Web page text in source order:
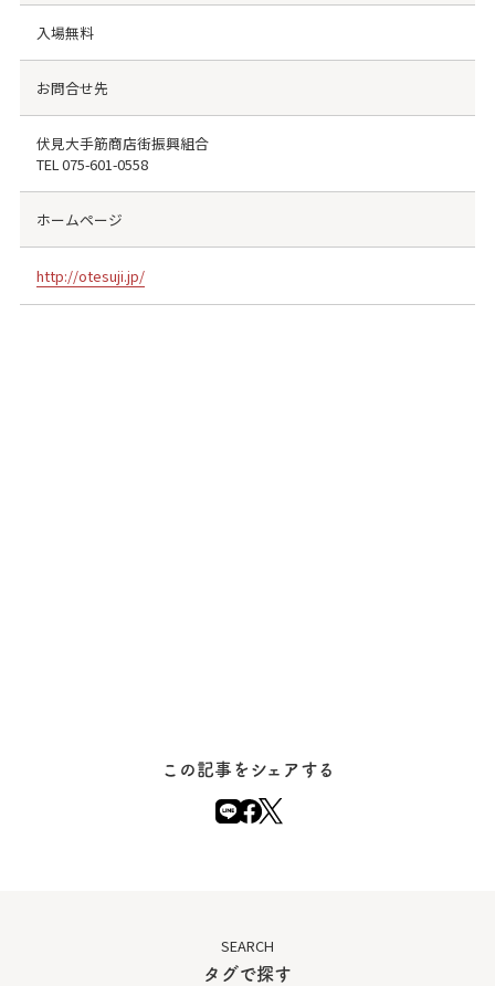
入場無料
お問合せ先
伏見大手筋商店街振興組合
TEL075-601-0558
ホームページ
http://otesuji.jp/
この記事をシェアする
SEARCH
タグで探す